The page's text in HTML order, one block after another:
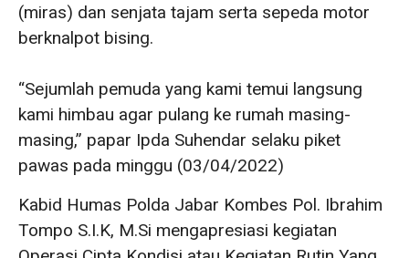
(miras) dan senjata tajam serta sepeda motor
berknalpot bising.
“Sejumlah pemuda yang kami temui langsung
kami himbau agar pulang ke rumah masing-
masing,” papar Ipda Suhendar selaku piket
pawas pada minggu (03/04/2022)
Kabid Humas Polda Jabar Kombes Pol. Ibrahim
Tompo S.I.K, M.Si mengapresiasi kegiatan